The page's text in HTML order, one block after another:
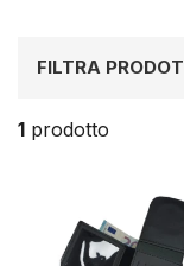
FILTRA
1 prodotto